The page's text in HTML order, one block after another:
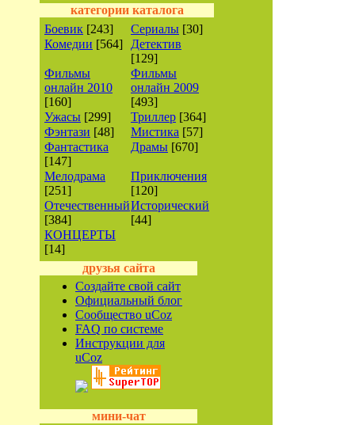
категории каталога
Боевик [243] Сериалы [30]
Комедии [564]
Детектив
[129]
Фильмы
онлайн 2010
[160]
Фильмы
онлайн 2009
[493]
Ужасы [299] Триллер [364]
Фэнтази [48] Мистика [57]
Фантастика
[147]
Драмы [670]
Мелодрама
[251]
Приключения
[120]
Отечественный
[384]
Исторический
[44]
КОНЦЕРТЫ
[14]
друзья сайта
Создайте свой сайт
Официальный блог
Сообщество uCoz
FAQ по системе
Инструкции для
uCoz
мини-чат